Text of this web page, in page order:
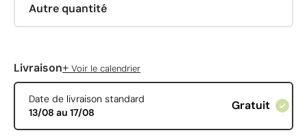
Autre quantité
Livraison+ Voir le calendrier
Date de livraison standard
13/08 au 17/08
Gratuit